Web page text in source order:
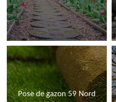
Pose de gazon 59 Nord